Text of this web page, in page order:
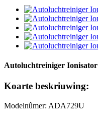
Autoluchtreiniger Ionisator
Koarte beskriuwing:
Modelnûmer: ADA729U